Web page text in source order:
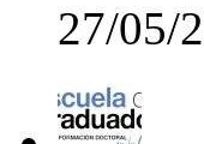
27/05/